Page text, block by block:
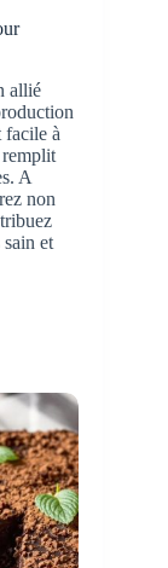
allié
facile à
remplit
A
non
et